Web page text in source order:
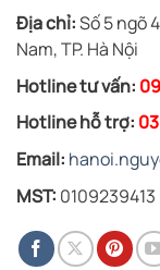
Địa chỉ:Số 5 ngõ
Nam, TP. Hà Nội
Hotline tư vấn:
Hotline hỗ trợ:
Email:
MST: 0109239413